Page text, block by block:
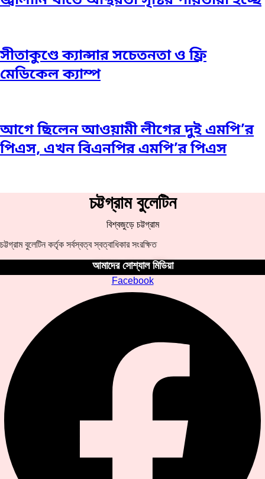
সীতাকুণ্ডে ক্যান্সার সচেতনতা ও ফ্রি
মেডিকেল ক্যাম্প
আগে ছিলেন আওয়ামী লীগের দুই এমপি’র
পিএস, এখন বিএনপির এমপি’র পিএস
চট্টগ্রাম বুলেটিন
বিশ্বজুড়ে চট্টগ্রাম
চট্টগ্রাম বুলেটিন কর্তৃক সর্বস্বত্ব স্বত্বাধিকার সংরক্ষিত
আমাদের সোশ্যাল মিডিয়া
Facebook